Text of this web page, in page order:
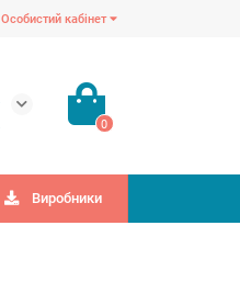
Особистий кабінет
0
Виробники